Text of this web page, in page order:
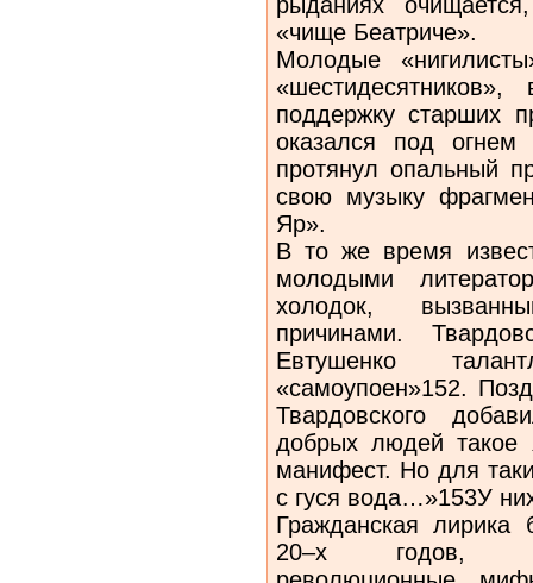
«чище Беатриче».
Молодые
поддержку старших
оказался под огнем
протянул опальный
свою музыку
Яр».
В то же время
молодыми
холодок,
причинами.
Евтушенко
«самоупоен»152.
Твардовского
добрых людей такое
манифест. Но для
с гуся вода…»153У
Гражданская лирика
20–х годов,